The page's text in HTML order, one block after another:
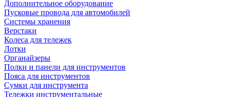
Дополнительное оборудование
Пусковые провода для автомобилей
Системы хранения
Верстаки
Колеса для тележек
Лотки
Органайзеры
Полки и панели для инструментов
Пояса для инструментов
Сумки для инструмента
Тележки инструментальные